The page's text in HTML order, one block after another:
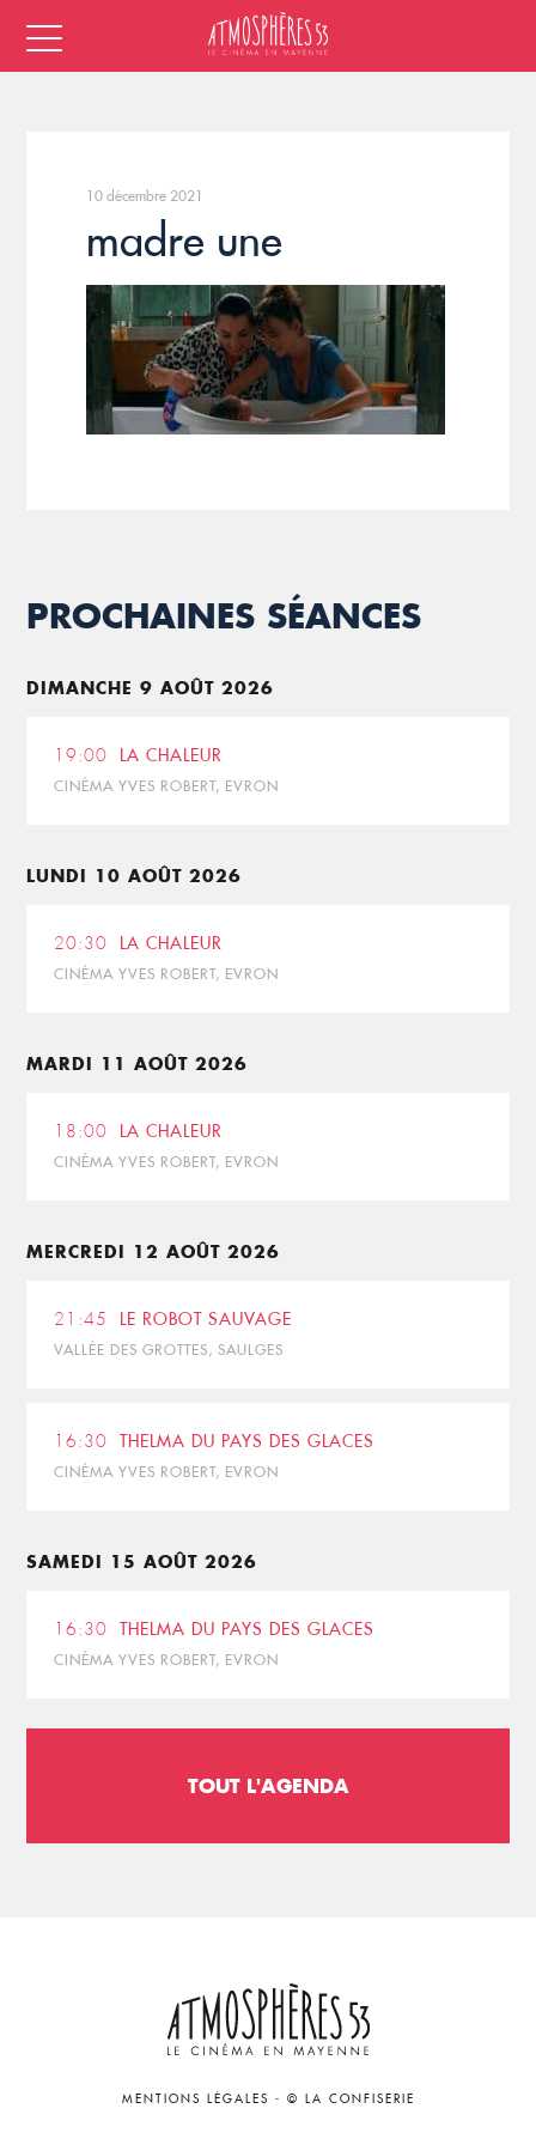
10 décembre 2021
madre une
PROCHAINES SÉANCES
DIMANCHE 9 AOÛT 2026
19:00 LA CHALEUR
CINÉMA YVES ROBERT, EVRON
LUNDI 10 AOÛT 2026
20:30 LA CHALEUR
CINÉMA YVES ROBERT, EVRON
MARDI 11 AOÛT 2026
18:00 LA CHALEUR
CINÉMA YVES ROBERT, EVRON
MERCREDI 12 AOÛT 2026
21:45 LE ROBOT SAUVAGE
VALLÉE DES GROTTES, SAULGES
16:30 THELMA DU PAYS DES GLACES
CINÉMA YVES ROBERT, EVRON
SAMEDI 15 AOÛT 2026
16:30 THELMA DU PAYS DES GLACES
CINÉMA YVES ROBERT, EVRON
TOUT L'AGENDA
MENTIONS LÉGALES - © LA CONFISERIE